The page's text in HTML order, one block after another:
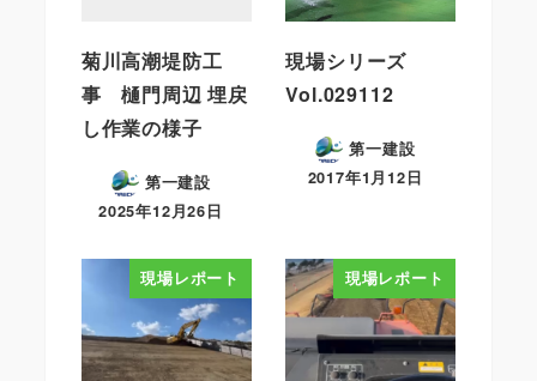
菊川高潮堤防工
事 樋門周辺 埋戻
し作業の様子
第一建設
2025年12月26日
現場シリーズ
Vol.029112
第一建設
2017年1月12日
現場レポート 現場レポート